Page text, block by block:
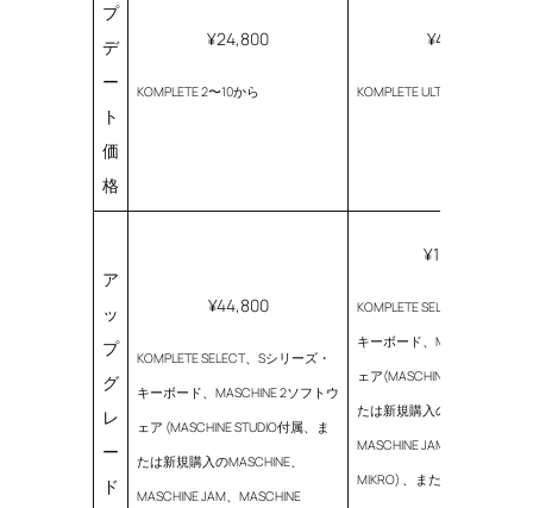
プ
デ
ー
ト
価
格
¥24,800
KOMPLETE 2〜10から
¥49,800
KOMPLETE ULTIMATE 8〜10か
ア
ッ
プ
グ
レ
ー
ド
¥44,800
KOMPLETE SELECT、Sシリーズ・
キーボード、MASCHINE 2ソフトウ
ェア (MASCHINE STUDIO付属、ま
たは新規購入のMASCHINE、
MASCHINE JAM、MASCHINE
¥109,800
KOMPLETE SELECT、Sシリー
キーボード、MASCHINE 2ソ
ェア(MASCHINE STUDIO付属
たは新規購入のMASCHINE、
MASCHINE JAM、MASCHINE
MIKRO) 、またはKONTAKT 1～